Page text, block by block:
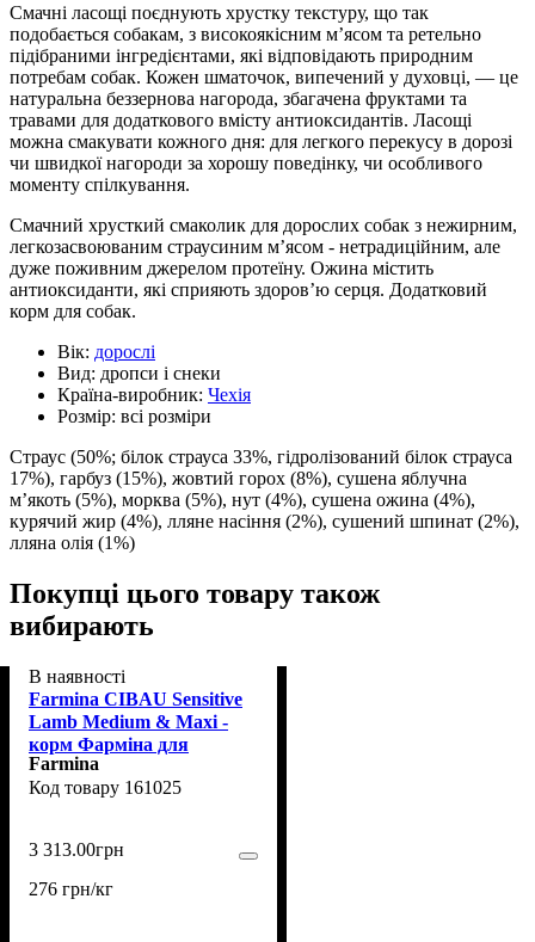
Смачні ласощі поєднують хрустку текстуру, що так
подобається собакам, з високоякісним м’ясом та ретельно
підібраними інгредієнтами, які відповідають природним
потребам собак. Кожен шматочок, випечений у духовці, — це
натуральна беззернова нагорода, збагачена фруктами та
травами для додаткового вмісту антиоксидантів. Ласощі
можна смакувати кожного дня: для легкого перекусу в дорозі
чи швидкої нагороди за хорошу поведінку, чи особливого
моменту спілкування.
Смачний хрусткий смаколик для дорослих собак з нежирним,
легкозасвоюваним страусиним м’ясом - нетрадиційним, але
дуже поживним джерелом протеїну. Ожина містить
антиоксиданти, які сприяють здоров’ю серця. Додатковий
корм для собак.
Вік: дорослі
Вид: дропси і снеки
Країна-виробник: Чехія
Розмір: всі розміри
Страус (50%; білок страуса 33%, гідролізований білок страуса
17%), гарбуз (15%), жовтий горох (8%), сушена яблучна
м’якоть (5%), морква (5%), нут (4%), сушена ожина (4%),
курячий жир (4%), лляне насіння (2%), сушений шпинат (2%),
лляна олія (1%)
Покупці цього товару також
вибирають
В наявності
Farmina CIBAU Sensitive
Lamb Medium & Maxi -
корм Фарміна для
дорослих собак середніх
та великих порід з
Farmina
161025
3 313.00грн
276 грн/кг